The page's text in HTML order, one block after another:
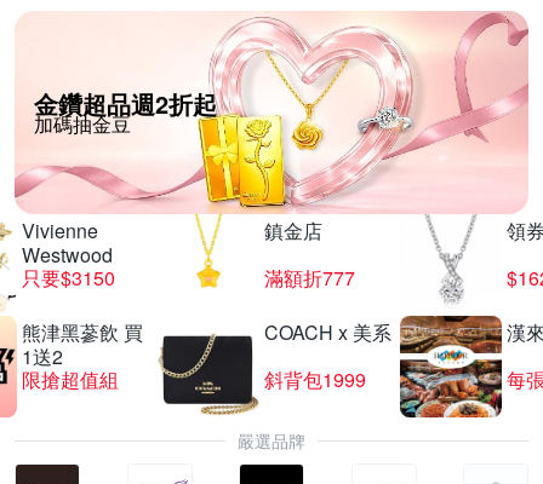
金鑽超品週2折起
加碼抽金豆
Vivienne
Westwood
只要$3150
鎮金店
滿額折777
領
熊津黑蔘飲 買
1送2
限搶超值組
COACH x 美系
斜背包1999
漢
每
嚴選品牌